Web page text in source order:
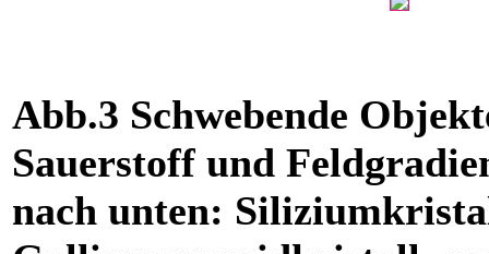
Abb.3 Schwebende
Sauerstoff und
nach unten: